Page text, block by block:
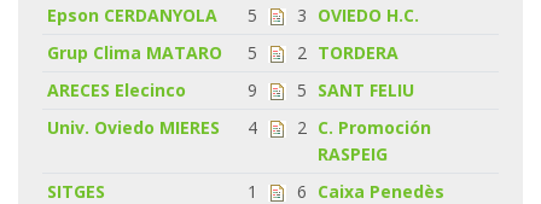
Epson CERDANYOLA 5 3 OVIEDO H.C.
Grup Clima MATARO
5 2 TORDERA
ARECES Elecinco
9 5 SANT FELIU
Univ. Oviedo MIERES
4 2 C. Promoción
RASPEIG
SITGES
1 6 Caixa Penedès